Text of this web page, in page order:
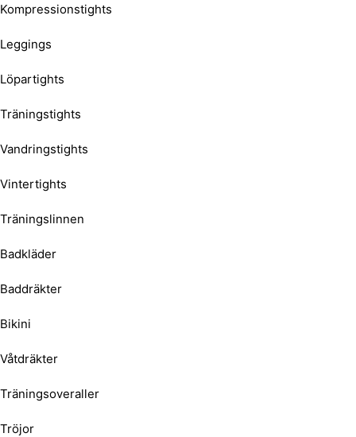
Kompressionstights
Leggings
Löpartights
Träningstights
Vandringstights
Vintertights
Träningslinnen
Badkläder
Baddräkter
Bikini
Våtdräkter
Träningsoveraller
Tröjor